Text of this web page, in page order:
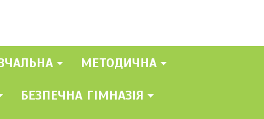
МЕТОДИЧНА
БЕЗПЕЧНА ГІМНАЗІЯ